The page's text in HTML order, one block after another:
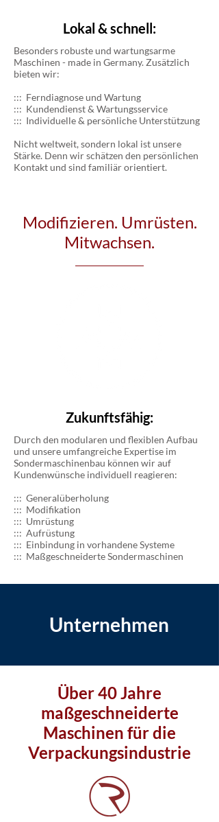
Lokal & schnell:
Besonders robuste und wartungsarme
Maschinen - made in Germany. Zusätzlich
bieten wir:
::: Ferndiagnose und Wartung
::: Kundendienst & Wartungsservice
::: Individuelle & persönliche Unterstützung
Nicht weltweit, sondern lokal ist unsere
Stärke. Denn wir schätzen den persönlichen
Kontakt und sind familiär orientiert.
Modifizieren. Umrüsten.
Mitwachsen.
Zukunftsfähig:
Durch den modularen und flexiblen Aufbau
und unsere umfangreiche Expertise im
Sondermaschinenbau können wir auf
Kundenwünsche individuell reagieren:
::: Generalüberholung
::: Modifikation
::: Umrüstung
::: Aufrüstung
::: Einbindung in vorhandene Systeme
::: Maßgeschneiderte Sondermaschinen
Unternehmen
Über 40 Jahre
maßgeschneiderte
Maschinen für die
Verpackungsindustrie